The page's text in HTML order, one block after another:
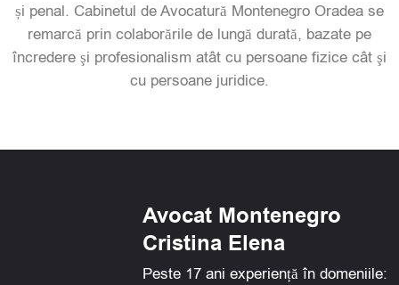
și penal. Cabinetul de Avocatură Montenegro Oradea se
remarcă prin colaborările de lungă durată, bazate pe
încredere şi profesionalism atât cu persoane fizice cât şi
cu persoane juridice.
Avocat Montenegro
Cristina Elena
Peste 17 ani experiență în domeniile: